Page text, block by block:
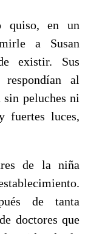
quiso, en un
a Susan
existir. Sus
al
sin peluches ni
fuertes luces,
de la niña
de tanta
doctores que